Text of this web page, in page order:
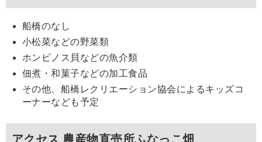
船橋のなし
小松菜などの野菜類
ホンビノス貝などの魚介類
佃煮・和菓子などの加工食品
その他、船橋レクリエーション協会によるキッズコ
ーナーなども予定
アクセス 農産物直売所ふなっこ畑